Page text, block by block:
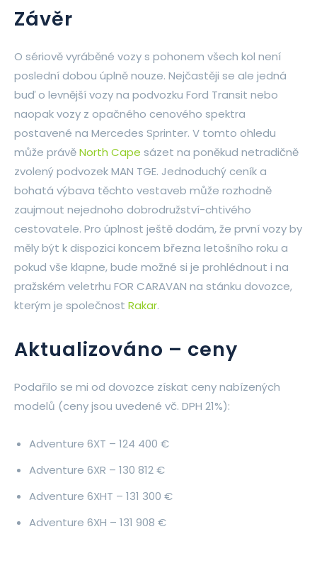
Závěr
O sériově vyráběné vozy s pohonem všech kol není
poslední dobou úplně nouze. Nejčastěji se ale jedná
buď o levnější vozy na podvozku Ford Transit nebo
naopak vozy z opačného cenového spektra
postavené na Mercedes Sprinter. V tomto ohledu
může právěNorth Cape sázet na poněkud netradičně
zvolený podvozek MAN TGE. Jednoduchý ceník a
bohatá výbava těchto vestaveb může rozhodně
zaujmout nejednoho dobrodružství-chtivého
cestovatele. Pro úplnost ještě dodám, že první vozy by
měly být k dispozici koncem března letošního roku a
pokud vše klapne, bude možné si je prohlédnout i na
pražském veletrhu FOR CARAVAN na stánku dovozce,
kterým je společnost Rakar.
Aktualizováno – ceny
Podařilo se mi od dovozce získat ceny nabízených
modelů (ceny jsou uvedené vč. DPH 21%):
Adventure 6XT – 124 400 €
Adventure 6XR – 130 812 €
Adventure 6XHT – 131 300 €
Adventure 6XH – 131 908 €